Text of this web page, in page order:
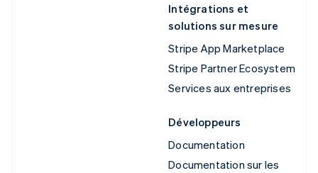
Intégrations et
solutions sur mesure
Stripe App Marketplace
Stripe Partner Ecosystem
Services aux entreprises
Développeurs
Documentation
Documentation sur les